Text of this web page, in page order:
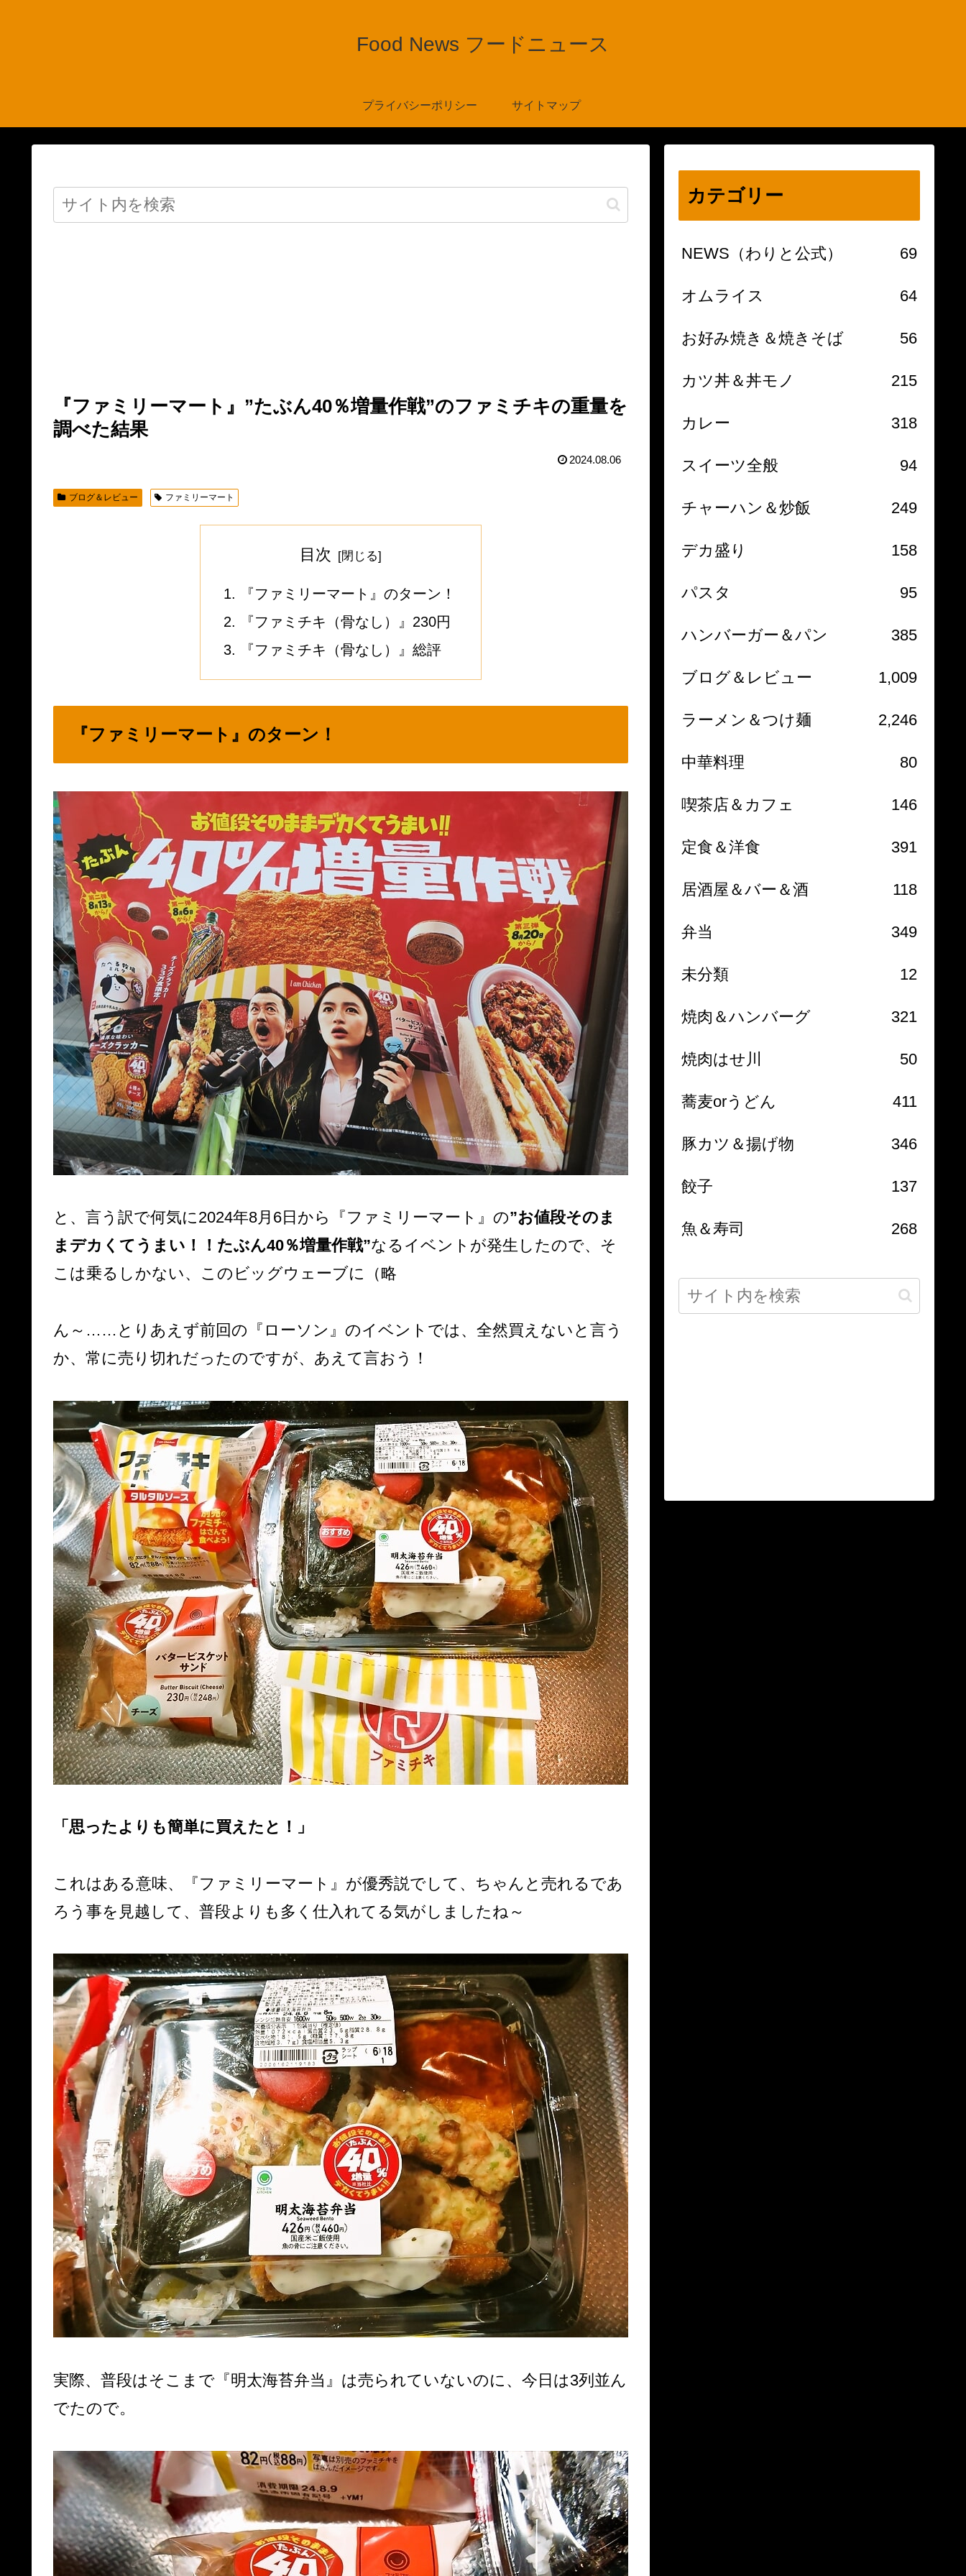
Food News フードニュース
プライバシーポリシー サイトマップ
『ファミリーマート』”たぶん40％増量作戦”のファミチキの重量を
調べた結果
2024.08.06
ブログ＆レビュー ファミリーマート
目次
『ファミリーマート』のターン！
『ファミチキ（骨なし）』230円
『ファミチキ（骨なし）』総評
『ファミリーマート』のターン！
と、言う訳で何気に2024年8月6日から『ファミリーマート』の”お値段そのま
まデカくてうまい！！たぶん40％増量作戦”なるイベントが発生したので、そ
こは乗るしかない、このビッグウェーブに（略
ん～……とりあえず前回の『ローソン』のイベントでは、全然買えないと言う
か、常に売り切れだったのですが、あえて言おう！
「思ったよりも簡単に買えたと！」
これはある意味、『ファミリーマート』が優秀説でして、ちゃんと売れるであ
ろう事を見越して、普段よりも多く仕入れてる気がしましたね～
実際、普段はそこまで『明太海苔弁当』は売られていないのに、今日は3列並ん
でたので。
カテゴリー
NEWS（わりと公式） 69
オムライス 64
お好み焼き＆焼きそば 56
カツ丼＆丼モノ 215
カレー 318
スイーツ全般 94
チャーハン＆炒飯 249
デカ盛り 158
パスタ 95
ハンバーガー＆パン 385
ブログ＆レビュー 1,009
ラーメン＆つけ麺 2,246
中華料理 80
喫茶店＆カフェ 146
定食＆洋食 391
居酒屋＆バー＆酒 118
弁当 349
未分類 12
焼肉＆ハンバーグ 321
焼肉はせ川 50
蕎麦orうどん 411
豚カツ＆揚げ物 346
餃子 137
魚＆寿司 268